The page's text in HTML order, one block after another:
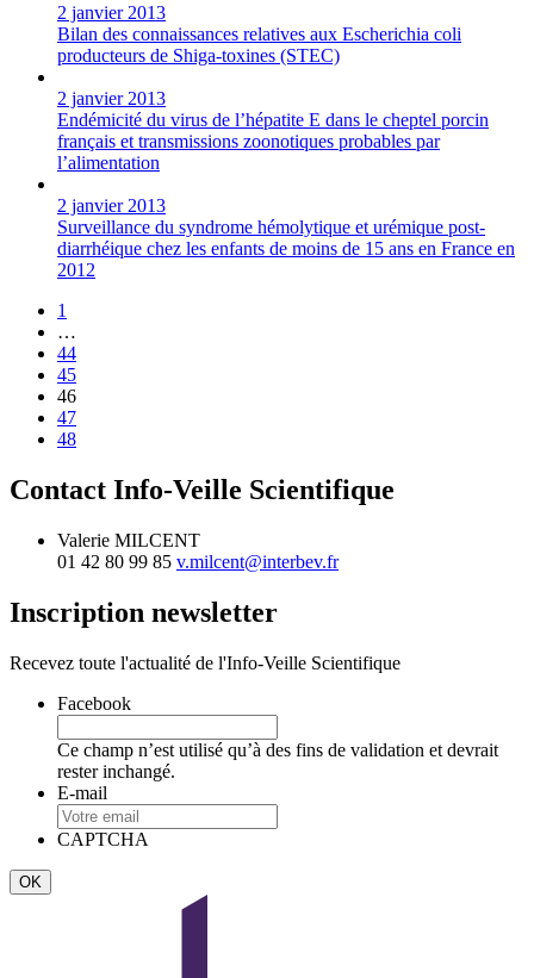
2 janvier 2013
Bilan des connaissances relatives aux Escherichia coli
producteurs de Shiga-toxines (STEC)
2 janvier 2013
Endémicité du virus de l’hépatite E dans le cheptel porcin
français et transmissions zoonotiques probables par
l’alimentation
2 janvier 2013
Surveillance du syndrome hémolytique et urémique post-
diarrhéique chez les enfants de moins de 15 ans en France en
2012
1
…
44
45
46
47
48
Contact Info-Veille Scientifique
Valerie MILCENT
01 42 80 99 85 v.milcent@interbev.fr
Inscription newsletter
Recevez toute l'actualité de l'Info-Veille Scientifique
Facebook
Ce champ n’est utilisé qu’à des fins de validation et devrait
rester inchangé.
E-mail
CAPTCHA